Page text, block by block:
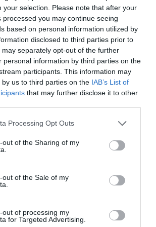
your selection. Please note that after your
processed you may continue seeing
based on personal information utilized by
disclosed to third parties prior to
separately opt-out of the further
personal information by third parties on the
participants. This information may
us to third parties on the IAB’s List of
that may further disclose it to other
Processing Opt Outs
out of the Sharing of my
out of the Sale of my
out of processing my
for Targeted Advertising.
calculatoarelor, servicii juridice,
E jenant
Antonescu, a declarat, că înfiinţarea
Populară” de către consilierul
al lui Traian Băsescu.
în istoria politică, şi anume
demisionat (…) au biroul şi
ai preşedintelui României,
şi întemeiază în acelaşi timp tot